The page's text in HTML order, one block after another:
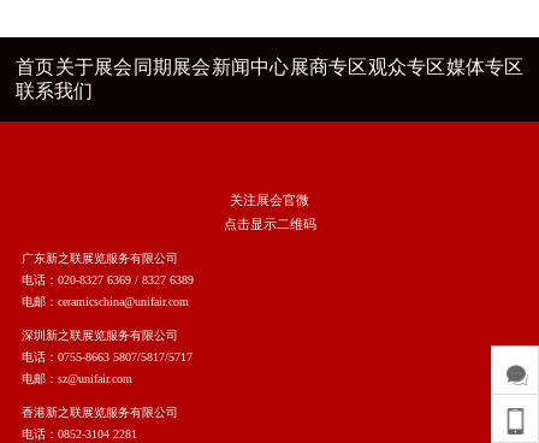
首页关于展会 同期展会新闻中心展商专区观众专区媒体专区
联系我们
关注展会官微
点击显示二维码
广东新之联展览服务有限公司
电话：020-8327 6369 / 8327 6389
电邮：ceramicschina@unifair.com
深圳新之联展览服务有限公司
电话：0755-8663 5807/5817/5717
电邮：sz@unifair.com
香港新之联展览服务有限公司
电话：0852-3104 2281